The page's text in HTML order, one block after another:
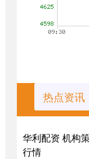
热点资讯
华利配资 机构
行情